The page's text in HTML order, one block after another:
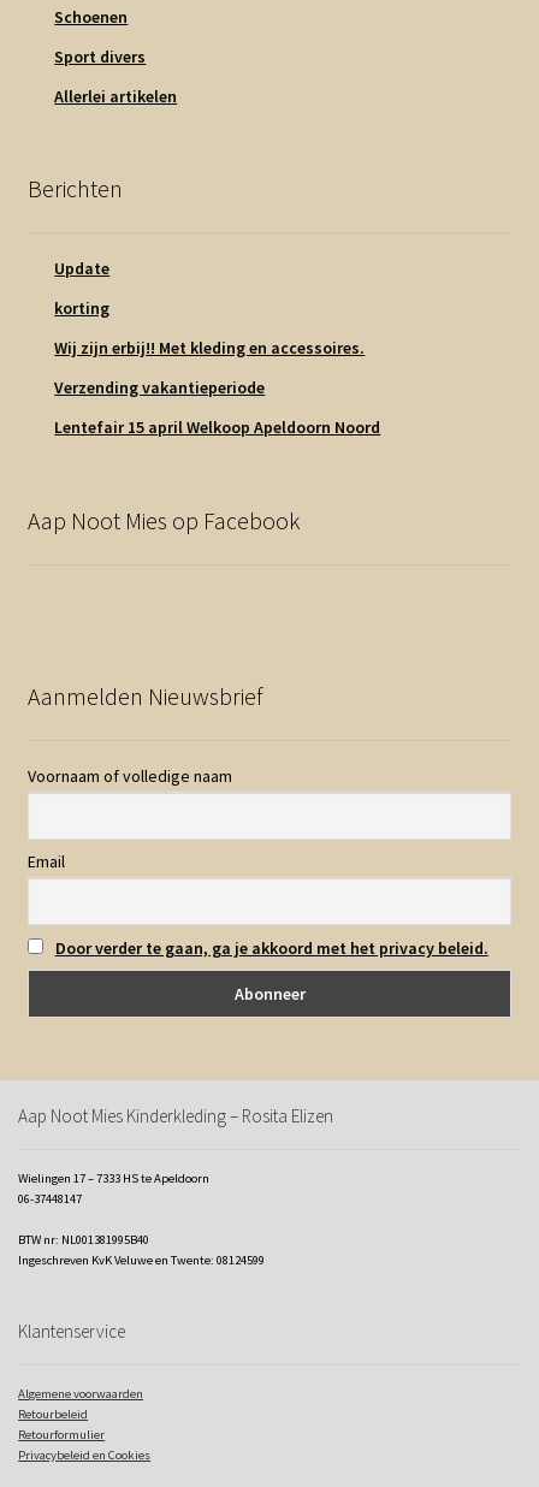
Schoenen
Sport divers
Allerlei artikelen
Berichten
Update
korting
Wij zijn erbij!! Met kleding en accessoires.
Verzending vakantieperiode
Lentefair 15 april Welkoop Apeldoorn Noord
Aap Noot Mies op Facebook
Aanmelden Nieuwsbrief
Voornaam of volledige naam
Email
Door verder te gaan, ga je akkoord met het privacy beleid.
Aap Noot Mies Kinderkleding – Rosita Elizen
Wielingen 17 – 7333 HS te Apeldoorn
06-37448147
BTW nr: NL001381995B40
Ingeschreven KvK Veluwe en Twente: 08124599
Klantenservice
Algemene voorwaarden
Retourbeleid
Retourformulier
Privacybeleid en Cookies